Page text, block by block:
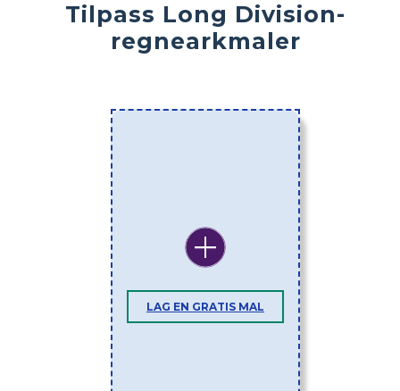
Tilpass Long Division-
regnearkmaler
LAG EN GRATIS MAL